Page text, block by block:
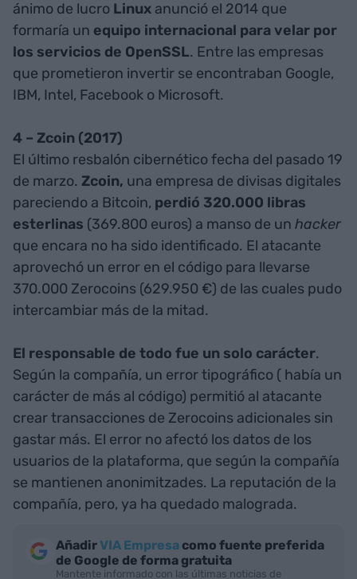
ánimo de lucro Linux anunció el 2014 que
formaría un equipo internacional para velar por
los servicios de OpenSSL. Entre las empresas
que prometieron invertir se encontraban Google,
IBM, Intel, Facebook o Microsoft.
4 – Zcoin (2017)
El último resbalón cibernético fecha del pasado 19
de marzo. Zcoin, una empresa de divisas digitales
pareciendo a Bitcoin, perdió 320.000 libras
esterlinas (369.800 euros) a manso de un hacker
que encara no ha sido identificado. El atacante
aprovechó un error en el código para llevarse
370.000 Zerocoins (629.950 €) de las cuales pudo
intercambiar más de la mitad.
El responsable de todo fue un solo carácter.
Según la compañía, un error tipográfico ( había un
carácter de más al código) permitió al atacante
crear transacciones de Zerocoins adicionales sin
gastar más. El error no afectó los datos de los
usuarios de la plataforma, que según la compañía
se mantienen anonimitzades. La reputación de la
compañía, pero, ya ha quedado malograda.
AñadirVIA Empresa como fuente preferida
de Google de forma gratuita
Mantente informado con las últimas noticias de